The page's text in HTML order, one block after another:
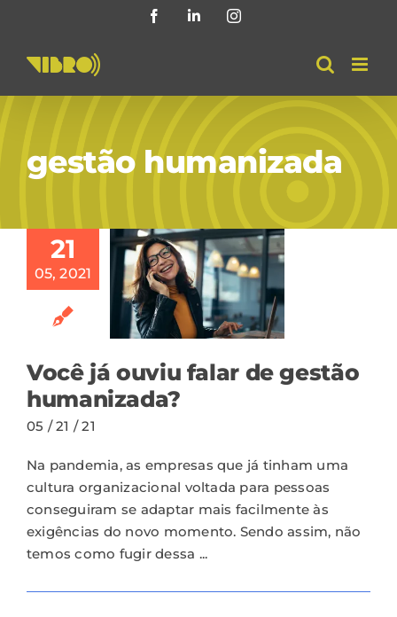
content
FacebookLinkedInInstagram
gestão humanizada
21
05, 2021
Você já ouviu falar de gestão
humanizada?
05 / 21 / 21
Na pandemia, as empresas que já tinham uma
cultura organizacional voltada para pessoas
conseguiram se adaptar mais facilmente às
exigências do novo momento. Sendo assim, não
temos como fugir dessa ...